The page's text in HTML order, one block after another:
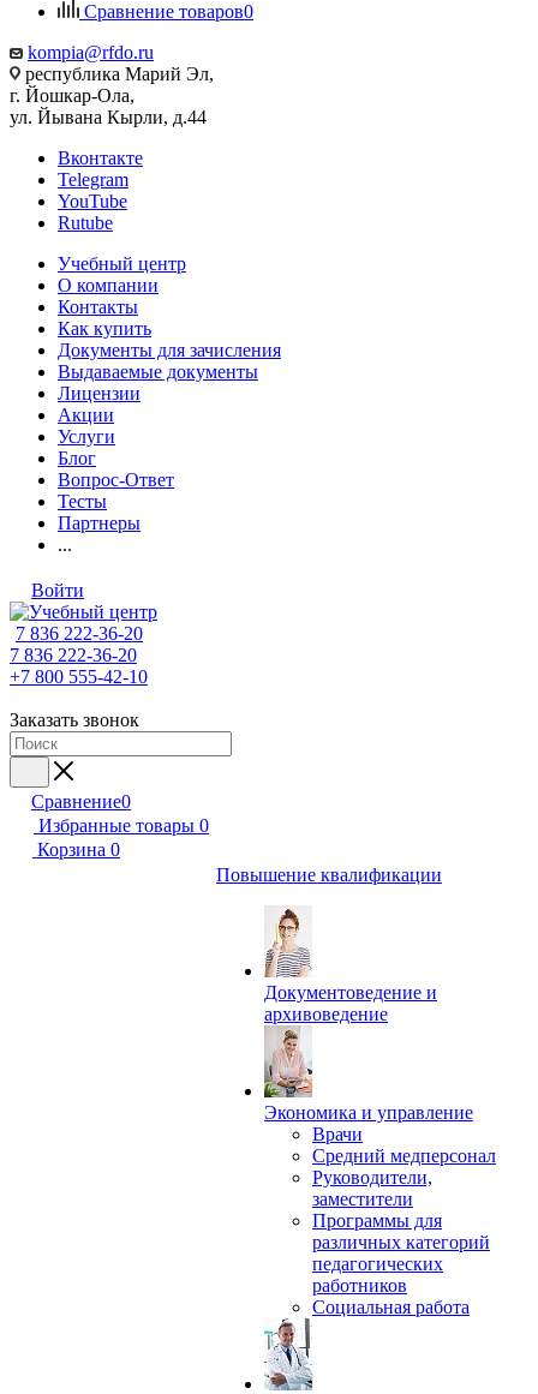
Сравнение товаров0
kompia@rfdo.ru
республика Марий Эл,
г. Йошкар-Ола,
ул. Йывана Кырли, д.44
Вконтакте
Telegram
YouTube
Rutube
Учебный центр
О компании
Контакты
Как купить
Документы для зачисления
Выдаваемые документы
Лицензии
Акции
Услуги
Блог
Вопрос-Ответ
Тесты
Партнеры
...
Войти
7 836 222-36-20
7 836 222-36-20
+7 800 555-42-10
Заказать звонок
Сравнение0
Избранные товары 0
Корзина 0
Повышение квалификации
Документоведение и
архивоведение
Экономика и управление
Врачи
Средний медперсонал
Руководители,
заместители
Программы для
различных категорий
педагогических
работников
Социальная работа